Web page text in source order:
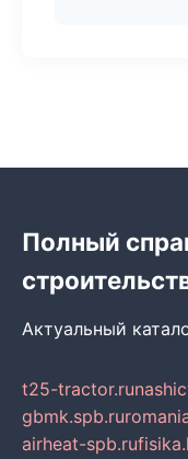
Полный
Актуальный
t25-tractor.ru
gbmk.spb.ru
airheat-spb.ru